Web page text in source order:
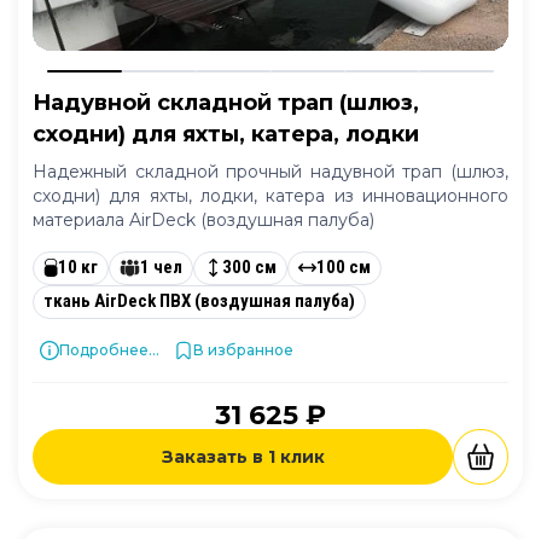
Надувной складной трап (шлюз,
сходни) для яхты, катера, лодки
Надежный складной прочный надувной трап (шлюз,
сходни) для яхты, лодки, катера из инновационного
материала AirDeck (воздушная палуба)
10 кг 1 чел 300 см
100 см
ткань AirDeck ПВХ (воздушная палуба)
Подробнее... В избранное
31 625 ₽
Заказать в 1 клик